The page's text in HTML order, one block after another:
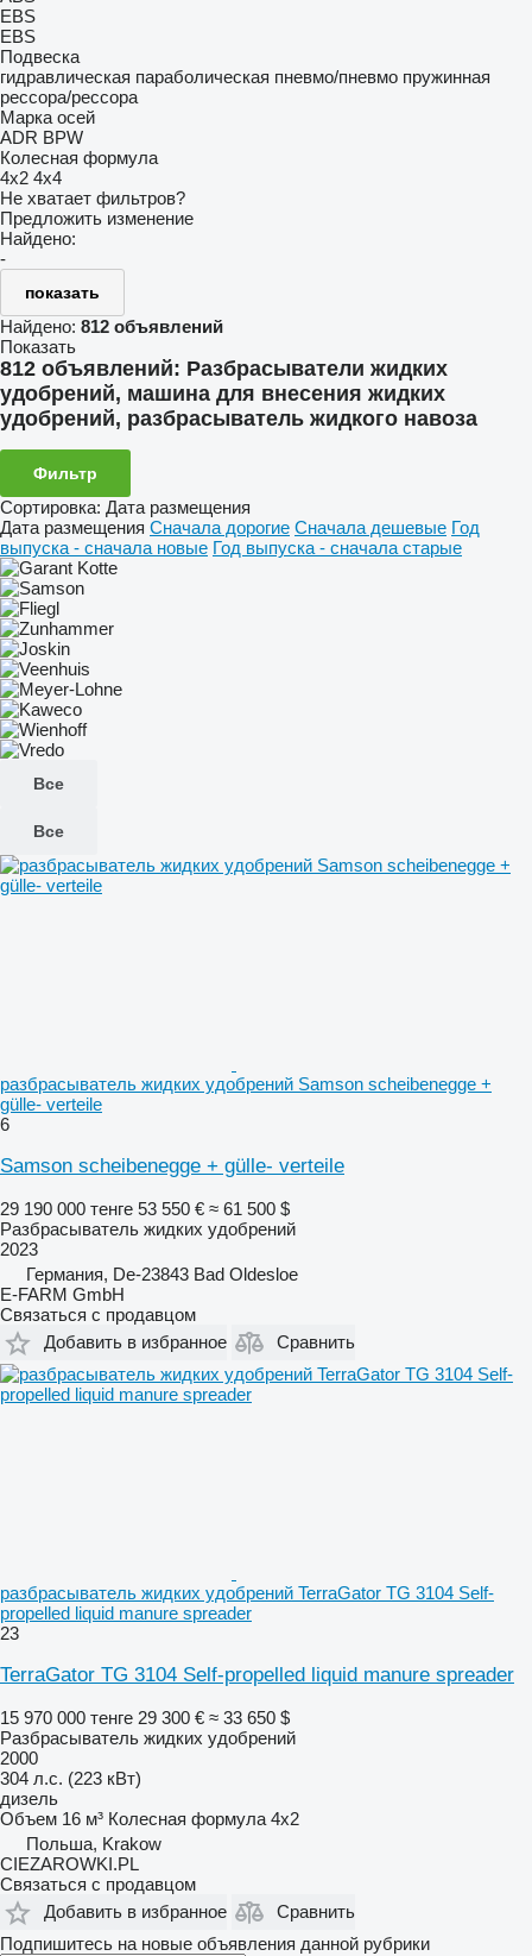
EBS
EBS
Подвеска
гидравлическая параболическая пневмо/пневмо пружинная
рессора/рессора
Марка осей
ADR BPW
Колесная формула
4x2 4x4
Не хватает фильтров?
Предложить изменение
Найдено:
-
показать
Найдено: 812 объявлений
Показать
812 объявлений: Разбрасыватели жидких
удобрений, машина для внесения жидких
удобрений, разбрасыватель жидкого навоза
Фильтр
Сортировка: Дата размещения
Дата размещения Сначала дорогие Сначала дешевые Год
выпуска - сначала новые Год выпуска - сначала старые
Все
Все
разбрасыватель жидких удобрений Samson scheibenegge +
gülle- verteile
6
Samson scheibenegge + gülle- verteile
29 190 000 тенге 53 550 € ≈ 61 500 $
Разбрасыватель жидких удобрений
2023
Германия, De-23843 Bad Oldesloe
E-FARM GmbH
Связаться с продавцом
Добавить в избранное
Сравнить
разбрасыватель жидких удобрений TerraGator TG 3104 Self-
propelled liquid manure spreader
23
TerraGator TG 3104 Self-propelled liquid manure spreader
15 970 000 тенге 29 300 € ≈ 33 650 $
Разбрасыватель жидких удобрений
2000
304 л.с. (223 кВт)
дизель
Объем 16 м³ Колесная формула 4x2
Польша, Krakow
CIEZAROWKI.PL
Связаться с продавцом
Добавить в избранное
Сравнить
Подпишитесь на новые объявления данной рубрики